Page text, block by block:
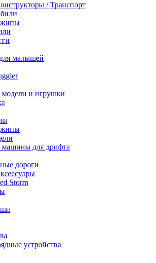
/ Транспорт
малышей
модели и игрушки
машины для дрифта
дороги
Storm
устройства